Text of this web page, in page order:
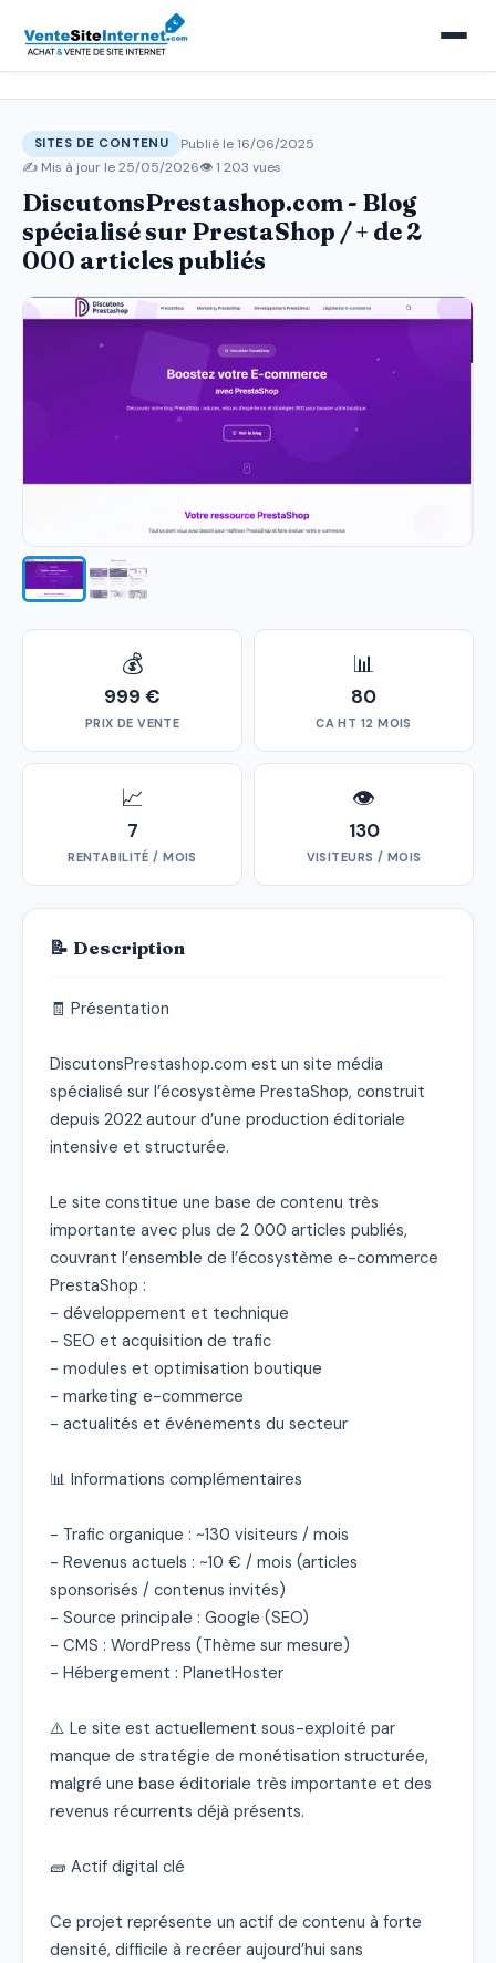
SITES DE CONTENU
Publié le 16/06/2025
✍️ Mis à jour le25/05/2026👁 1 203 vues
DiscutonsPrestashop.com - Blog
spécialisé sur PrestaShop / + de 2
000 articles publiés
💰
999 €
PRIX DE VENTE
📊
80
CA HT 12 MOIS
📈
7
RENTABILITÉ / MOIS
👁
130
VISITEURS / MOIS
📝 Description
🧾 Présentation
DiscutonsPrestashop.com est un site média
spécialisé sur l’écosystème PrestaShop, construit
depuis 2022 autour d’une production éditoriale
intensive et structurée.
Le site constitue une base de contenu très
importante avec plus de 2 000 articles publiés,
couvrant l’ensemble de l’écosystème e-commerce
PrestaShop :
- développement et technique
- SEO et acquisition de trafic
- modules et optimisation boutique
- marketing e-commerce
- actualités et événements du secteur
📊 Informations complémentaires
- Trafic organique : ~130 visiteurs / mois
- Revenus actuels : ~10 € / mois (articles
sponsorisés / contenus invités)
- Source principale : Google (SEO)
- CMS : WordPress (Thème sur mesure)
- Hébergement : PlanetHoster
⚠️ Le site est actuellement sous-exploité par
manque de stratégie de monétisation structurée,
malgré une base éditoriale très importante et des
revenus récurrents déjà présents.
🧱 Actif digital clé
Ce projet représente un actif de contenu à forte
densité, difficile à recréer aujourd’hui sans